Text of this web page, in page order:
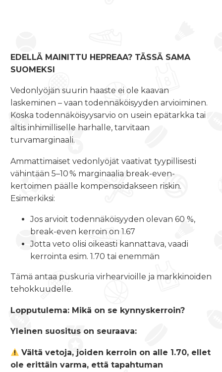
EDELLÄ MAINITTU HEPREAA? TÄSSÄ SAMA
SUOMEKSI
Vedonlyöjän suurin haaste ei ole kaavan
laskeminen – vaan todennäköisyyden arvioiminen.
Koska todennäköisyysarvio on usein epätarkka tai
altis inhimilliselle harhalle, tarvitaan
turvamarginaali.
Ammattimaiset vedonlyöjät vaativat tyypillisesti
vähintään 5–10 % marginaalia break-even-
kertoimen päälle kompensoidakseen riskin.
Esimerkiksi:
Jos arvioit todennäköisyyden olevan 60 %,
break-even kerroin on 1.67
Jotta veto olisi oikeasti kannattava, vaadi
kerrointa esim. 1.70 tai enemmän
Tämä antaa puskuria virhearvioille ja markkinoiden
tehokkuudelle.
Lopputulema: Mikä on se kynnyskerroin?
Yleinen suositus on seuraava:
Vältä vetoja, joiden kerroin on alle 1.70, ellet
ole erittäin varma, että tapahtuman